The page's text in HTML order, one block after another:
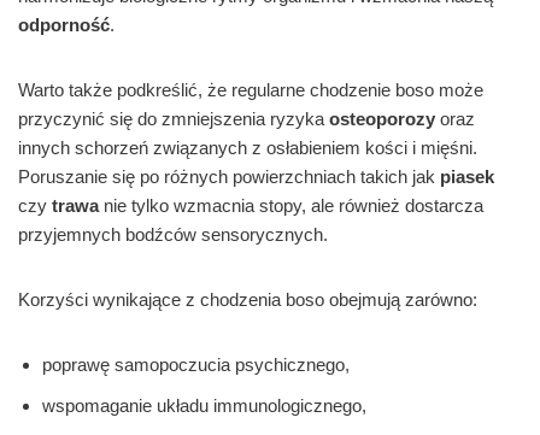
odporność.
Warto także podkreślić, że regularne chodzenie boso może
przyczynić się do zmniejszenia ryzyka osteoporozy oraz
innych schorzeń związanych z osłabieniem kości i mięśni.
Poruszanie się po różnych powierzchniach takich jak piasek
czy trawanie tylko wzmacnia stopy, ale również dostarcza
przyjemnych bodźców sensorycznych.
Korzyści wynikające z chodzenia boso obejmują zarówno:
poprawę samopoczucia psychicznego,
wspomaganie układu immunologicznego,